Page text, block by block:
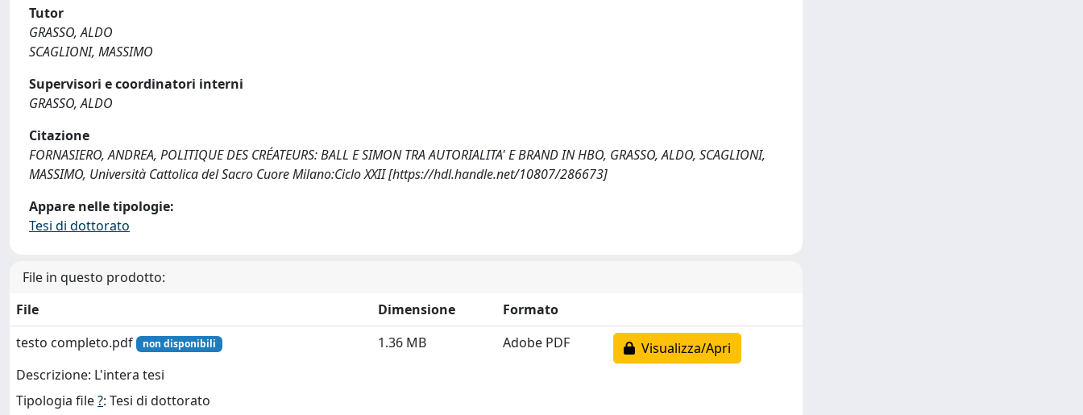
Tutor
GRASSO, ALDO
SCAGLIONI, MASSIMO
Supervisori e coordinatori interni
GRASSO, ALDO
Citazione
FORNASIERO, ANDREA, POLITIQUE DES CRÉATEURS: BALL E SIMON TRA AUTORIALITA' E BRAND IN HBO, GRASSO, ALDO, SCAGLIONI,
MASSIMO, Università Cattolica del Sacro Cuore Milano:Ciclo XXII [https://hdl.handle.net/10807/286673]
Appare nelle tipologie:
Tesi di dottorato
File in questo prodotto:
File
Dimensione
Formato
testo completo.pdf
non disponibili
Descrizione: L'intera tesi
Tipologia file?: Tesi di dottorato
1.36 MB Adobe PDF Visualizza/Apri